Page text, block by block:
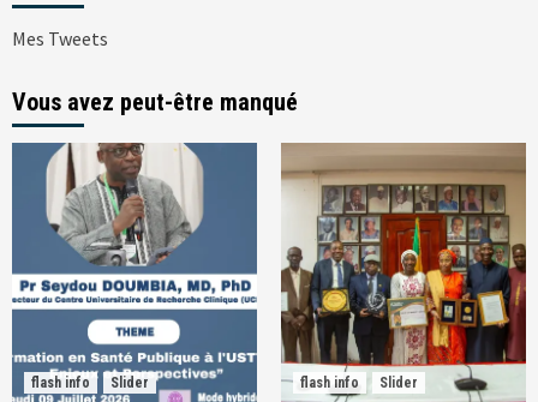
Mes Tweets
Vous avez peut-être manqué
flash info Slider flash info Slider